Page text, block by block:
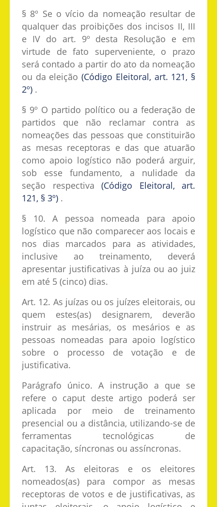
§ 8º Se o vício da nomeação resultar de
qualquer das proibições dos incisos II, III
e IV do art. 9º desta Resolução e em
virtude de fato superveniente, o prazo
será contado a partir do ato da nomeação
ou da eleição(Código Eleitoral, art. 121, §
2º) .
§ 9º O partido político ou a federação de
partidos que não reclamar contra as
nomeações das pessoas que constituirão
as mesas receptoras e das que atuarão
como apoio logístico não poderá arguir,
sob esse fundamento, a nulidade da
seção respectiva (Código Eleitoral, art.
121, § 3º) .
§ 10. A pessoa nomeada para apoio
logístico que não comparecer aos locais e
nos dias marcados para as atividades,
inclusive ao treinamento, deverá
apresentar justificativas à juíza ou ao juiz
em até 5 (cinco) dias.
Art. 12. As juízas ou os juízes eleitorais, ou
quem estes(as) designarem, deverão
instruir as mesárias, os mesários e as
pessoas nomeadas para apoio logístico
sobre o processo de votação e de
justificativa.
Parágrafo único. A instrução a que se
refere o caput deste artigo poderá ser
aplicada por meio de treinamento
presencial ou a distância, utilizando-se de
ferramentas tecnológicas de
capacitação, síncronas ou assíncronas.
Art. 13. As eleitoras e os eleitores
nomeados(as) para compor as mesas
receptoras de votos e de justificativas, as